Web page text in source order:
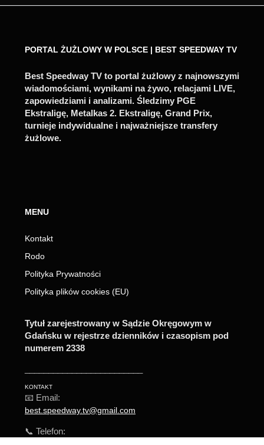
PORTAL ŻUŻLOWY W POLSCE | BEST SPEEDWAY TV
Best Speedway TV to portal żużlowy z najnowszymi
wiadomościami, wynikami na żywo, relacjami LIVE,
zapowiedziami i analizami. Śledzimy PGE
Ekstraligę, Metalkas 2. Ekstraligę, Grand Prix,
turnieje indywidualne i najważniejsze transfery
żużlowe.
MENU
Kontakt
Rodo
Polityka Prywatności
Polityka plików cookies (EU)
Tytuł zarejestrowany w Sądzie Okręgowym w
Gdańsku w rejestrze dzienników i czasopism pod
numerem 2338
KONTAKT
📧 Email:
best.speedway.tv@gmail.com
📞 Telefon: